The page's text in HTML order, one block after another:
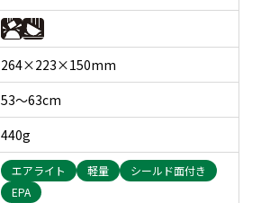
264×223×150mm
53～63cm
440g
エアライト 軽量
シールド面付き
EPA